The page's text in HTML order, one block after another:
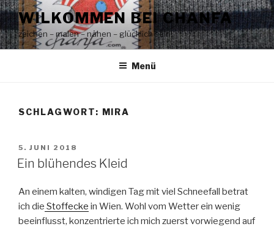
Zum
Inhalt
springen
WILKOMMEN BEI CHANFA
zeichen – malen – nähen – glücklich sein!
Menü
SCHLAGWORT: MIRA
VERÖFFENTLICHT
AM
5. JUNI 2018
Ein blühendes Kleid
An einem kalten, windigen Tag mit viel Schneefall betrat
ich die Stoffecke in Wien. Wohl vom Wetter ein wenig
beeinflusst, konzentrierte ich mich zuerst vorwiegend auf